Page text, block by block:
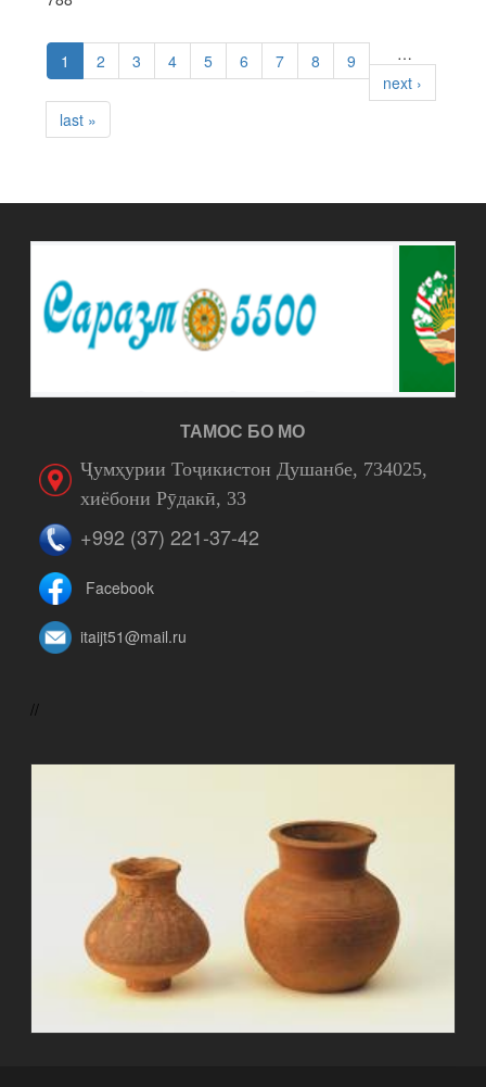
PAGES
1 2 3 4 5 6 7 8 9
…
next ›
last »
ТАМОС БО МО
Ҷумҳурии Тоҷикистон Душанбе, 734025,
хиёбони Рӯдакӣ, 33
+992 (37) 221-37-42
Facebook
itaijt51@mail.ru
//